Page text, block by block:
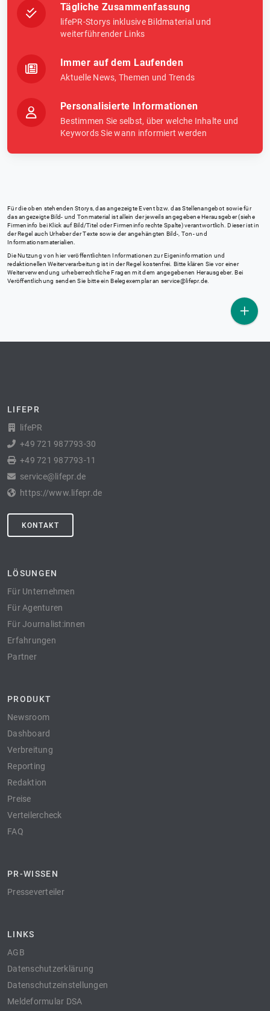
Tägliche Zusammenfassung
lifePR-Storys inklusive Bildmaterial und
weiterführender Links
Immer auf dem Laufenden
Aktuelle News, Themen und Trends
Personalisierte Informationen
Bestimmen Sie selbst, über welche Inhalte und
Keywords Sie wann informiert werden
Für die oben stehenden Storys, das angezeigte Event bzw. das Stellenangebot sowie für
das angezeigte Bild- und Tonmaterial ist allein der jeweils angegebene Herausgeber (siehe
Firmeninfo bei Klick auf Bild/Titel oder Firmeninfo rechte Spalte) verantwortlich. Dieser ist in
der Regel auch Urheber der Texte sowie der angehängten Bild-, Ton- und
Informationsmaterialien.
Die Nutzung von hier veröffentlichten Informationen zur Eigeninformation und
redaktionellen Weiterverarbeitung ist in der Regel kostenfrei. Bitte klären Sie vor einer
Weiterverwendung urheberrechtliche Fragen mit dem angegebenen Herausgeber. Bei
Veröffentlichung senden Sie bitte ein Belegexemplar an service@lifepr.de
LIFEPR
lifePR
+49 721 987793-30
+49 721 987793-11
service@lifepr.de
https://www.lifepr.de
KONTAKT
LÖSUNGEN
Für Unternehmen
Für Agenturen
Für Journalist:innen
Erfahrungen
Partner
PRODUKT
Newsroom
Dashboard
Verbreitung
Reporting
Redaktion
Preise
Verteilercheck
FAQ
PR-WISSEN
Presseverteiler
LINKS
AGB
Datenschutzerklärung
Datenschutzeinstellungen
Meldeformular DSA